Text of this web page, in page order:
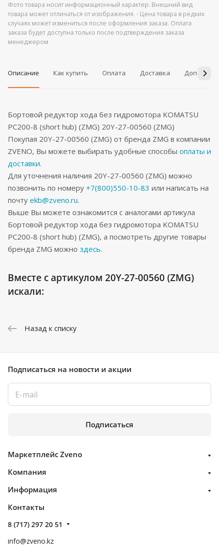
Фото товара носит информационный характер. Внешний вид
товара может отличаться от изображения. - Цена товара в редких
случаях может измениться после оформления заказа. Оплата
заказа будет доступна только после подтверждения заказа
менеджером
Описание Как купить Оплата Доставка
Бортовой редуктор хода без гидромотора KOMATSU
PC200-8 (short hub) (ZMG) 20Y-27-00560 (ZMG)
Покупая 20Y-27-00560 (ZMG) от бренда ZMG в компании
ZVENO, Вы можете выбирать удобные способы оплаты и
доставки.
Для уточнения наличия 20Y-27-00560 (ZMG) можно
позвонить по номеру +7(800)550-10-83 или написать на
почту ekb@zveno.ru.
Выше Вы можете ознакомится с аналогами артикула
Бортовой редуктор хода без гидромотора KOMATSU
PC200-8 (short hub) (ZMG), а посмотреть другие товары
бренда ZMG можно здесь.
Вместе с артикулом 20Y-27-00560 (ZMG)
искали:
Назад к списку
Подписаться на новости и акции
Подписаться
Маркетплейс Zveno
Компания
Информация
Контакты
8 (717) 297 20 51
info@zveno.kz